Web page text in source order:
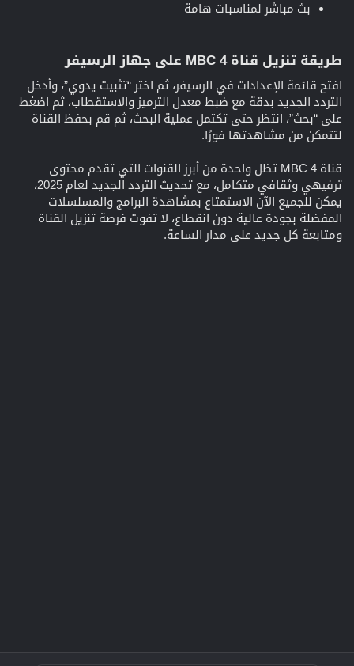
بث مباشر لمناسبات هامة
طريقة تنزيل قناة MBC 4 على جهاز الرسيفر
افتح قائمة الإعدادات في الرسيفر، ثم اختر “تثبيت يدوي”، وأدخل
التردد الجديد بدقة مع ضبط معدل الترميز والاستقطاب، ثم اضغط
على “بحث”، انتظر حتى تكتمل عملية البحث، ثم قم بحفظ القناة
لتتمكن من مشاهدتها فورًا.
قناة MBC 4 تظل واحدة من أبرز القنوات التي تقدم محتوى
ترفيهي وثقافي متكامل، مع تحديث التردد الجديد لعام 2025،
يمكن للجميع الآن الاستمتاع بمشاهدة البرامج والمسلسلات
المفضلة بجودة عالية دون انقطاع، لا تفوت فرصة تنزيل القناة
ومتابعة كل جديد على مدار الساعة.